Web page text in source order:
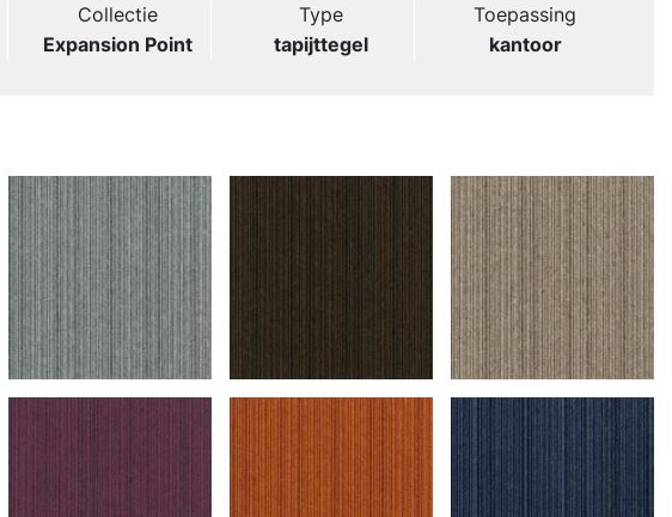
Collectie
Expansion Point
Type
tapijttegel
Toepassing
kantoor